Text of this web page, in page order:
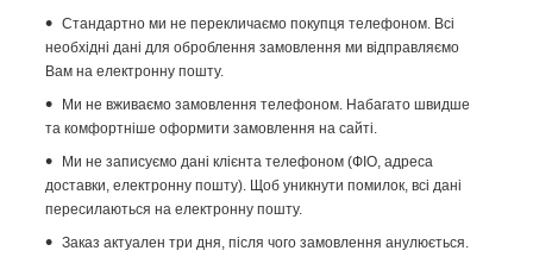
Стандартно ми не перекличаємо покупця телефоном. Всі
необхідні дані для оброблення замовлення ми відправляємо
Вам на електронну пошту.
Ми не вживаємо замовлення телефоном. Набагато швидше
та комфортніше оформити замовлення на сайті.
Ми не записуємо дані клієнта телефоном (ФІО, адреса
доставки, електронну пошту). Щоб уникнути помилок, всі дані
пересилаються на електронну пошту.
Заказ актуален три дня, після чого замовлення анулюється.